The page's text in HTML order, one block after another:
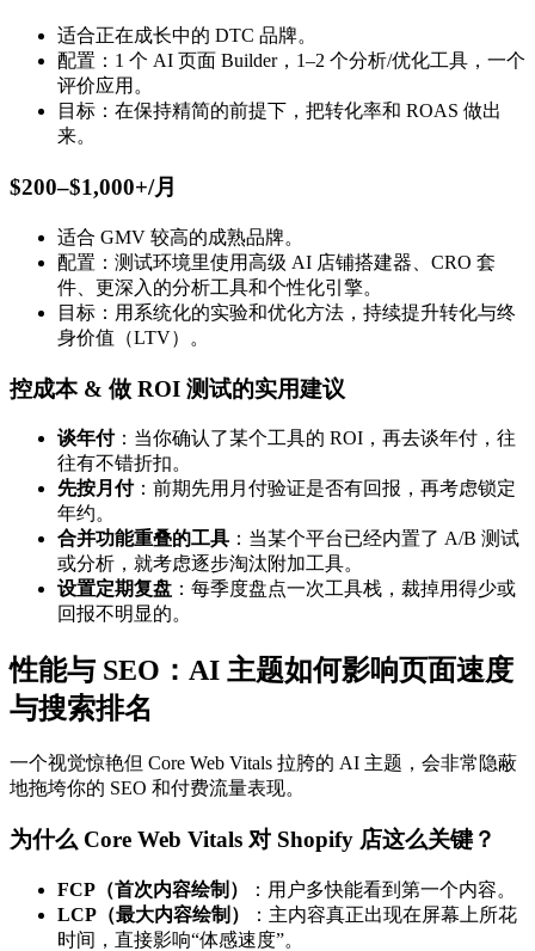
适合正在成长中的 DTC 品牌。
配置：1 个 AI 页面 Builder，1–2 个分析/优化工具，一个
评价应用。
目标：在保持精简的前提下，把转化率和 ROAS 做出
来。
$200–$1,000+/月
适合 GMV 较高的成熟品牌。
配置：测试环境里使用高级 AI 店铺搭建器、CRO 套
件、更深入的分析工具和个性化引擎。
目标：用系统化的实验和优化方法，持续提升转化与终
身价值（LTV）。
控成本 & 做 ROI 测试的实用建议
谈年付：当你确认了某个工具的 ROI，再去谈年付，往
往有不错折扣。
先按月付：前期先用月付验证是否有回报，再考虑锁定
年约。
合并功能重叠的工具 ：当某个平台已经内置了 A/B 测试
或分析，就考虑逐步淘汰附加工具。
设置定期复盘 ：每季度盘点一次工具栈，裁掉用得少或
回报不明显的。
性能与 SEO：AI 主题如何影响页面速度
与搜索排名
一个视觉惊艳但 Core Web Vitals 拉胯的 AI 主题，会非常隐蔽
地拖垮你的 SEO 和付费流量表现。
为什么 Core Web Vitals 对 Shopify 店这么关键？
FCP（首次内容绘制）
：用户多快能看到第一个内容。
LCP（最大内容绘制）
：主内容真正出现在屏幕上所花
时间，直接影响“体感速度”。